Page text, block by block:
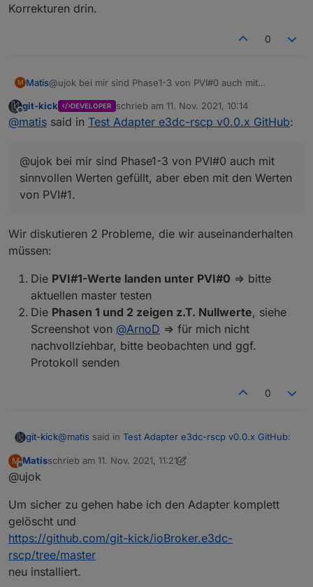
Korrekturen drin.
0
M Matis@ujok bei mir sind Phase1-3 von PVI#0 auch mit
PVI#1.
Offline
git-kick DEVELOPER schrieb am 11. Nov. 2021, 10:14
zuletzt editiert von
@matis said in Test Adapter e3dc-rscp v0.0.x GitHub:
@ujok bei mir sind Phase1-3 von PVI#0 auch mit
sinnvollen Werten gefüllt, aber eben mit den Werten
von PVI#1.
Wir diskutieren 2 Probleme, die wir auseinanderhalten
müssen:
Die PVI#1-Werte landen unter PVI#0 => bitte
aktuellen master testen
Die Phasen 1 und 2 zeigen z.T. Nullwerte, siehe
Screenshot von @ArnoD => für mich nicht
nachvollziehbar, bitte beobachten und ggf.
Protokoll senden
0
git-kick@matis said in Test Adapter e3dc-rscp v0.0.x GitHub:
Werten von PVI#1.
Wir diskutieren 2 Probleme, die wir auseinanderhalten
müssen:
aktuellen master testen
Die
M
Offline
Matisschrieb am 11. Nov. 2021, 11:21
zuletzt editiert von Matis 11. Nov. 2021, 13:22
@ujok
Um sicher zu gehen habe ich den Adapter komplett
gelöscht und
https://github.com/git-kick/ioBroker.e3dc-
rscp/tree/master
neu installiert.